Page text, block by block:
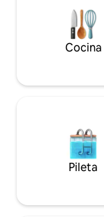
Cocina
Pileta